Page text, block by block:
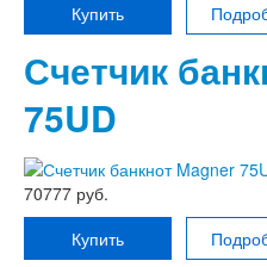
Купить
Счетчик
75UD
70777 руб.
Купить